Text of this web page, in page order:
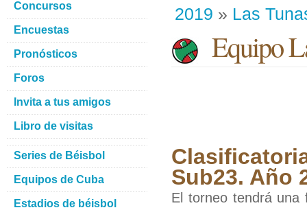
2019 » Las
Equipo
Sub23. Año
El torneo tendrá una
Concursos
Encuestas
Pronósticos
Foros
Invita a tus amigos
Libro de visitas
Series de Béisbol
Equipos de Cuba
Estadios de béisbol